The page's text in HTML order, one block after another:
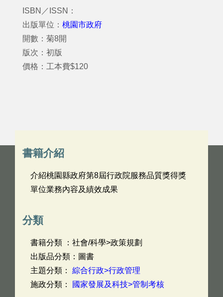
ISBN／ISSN：
出版單位： 桃園市政府
開數：菊8開
版次：初版
價格：工本費$120
書籍介紹
介紹桃園縣政府第8屆行政院服務品質獎得獎
單位業務內容及績效成果
分類
書籍分類 ：社會/科學>政策規劃
出版品分類：圖書
主題分類： 綜合行政>行政管理
施政分類：
國家發展及科技>管制考核